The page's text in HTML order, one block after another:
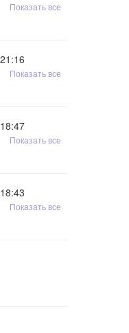
Показать все
21:16
Показать все
18:47
Показать все
18:43
Показать все